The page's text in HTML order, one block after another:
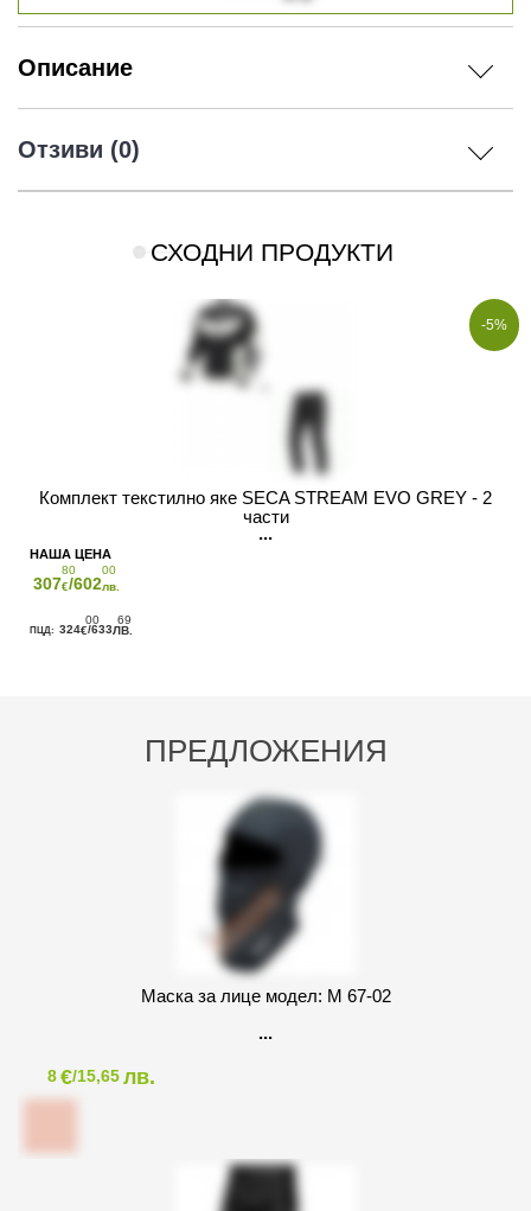
Описание
Отзиви (0)
ПРЕДЛОЖЕНИЯ
Маска за лице модел: M 67-02
8€/15,65лв.
СХОДНИ ПРОДУКТИ
-5%
Комплект текстилно яке SECA STREAM EVO GREY - 2
части
307
80
€/602
00
лв.
324
00
€/633
69
ЛВ.